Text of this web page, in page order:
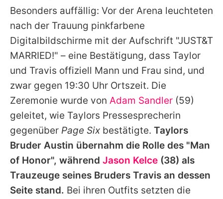
Besonders auffällig: Vor der Arena leuchteten
nach der Trauung pinkfarbene
Digitalbildschirme mit der Aufschrift "JUST&T
MARRIED!" – eine Bestätigung, dass Taylor
und Travis offiziell Mann und Frau sind, und
zwar gegen 19:30 Uhr Ortszeit. Die
Zeremonie wurde von Adam Sandler (59)
geleitet, wie Taylors Pressesprecherin
gegenüber Page Six bestätigte. Taylors
Bruder Austin übernahm die Rolle des "Man
of Honor", während Jason Kelce (38) als
Trauzeuge seines Bruders Travis an dessen
Seite stand. Bei ihren Outfits setzten die